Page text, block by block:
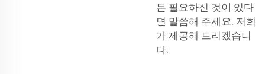
든 필요하신 것이 있다
면 말씀해 주세요. 저희
가 제공해 드리겠습니
다.